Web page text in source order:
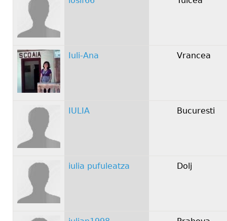
Iuli-Ana Vrancea
IULIA Bucuresti
iulia pufuleatza Dolj